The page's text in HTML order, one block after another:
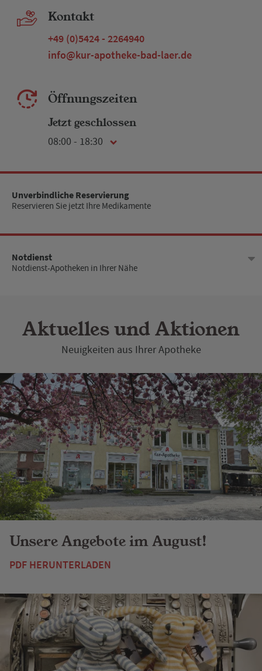
Kontakt
+49 (0)5424 - 2264940
info@kur-apotheke-bad-laer.de
Öffnungszeiten
Jetzt geschlossen
08:00 - 18:30
Montag 08:00 - 18:30
Dienstag 08:00 - 18:30
Mittwoch 08:00 - 18:30
Donnerstag 08:00 - 18:30
Samstag 08:30 - 13:00
Unverbindliche Reservierung
Reservieren Sie jetzt Ihre Medikamente
Notdienst
Notdienst-Apotheken in Ihrer Nähe
Aktuelles und Aktionen
Neuigkeiten aus Ihrer Apotheke
Unsere Angebote im August!
PDF HERUNTERLADEN